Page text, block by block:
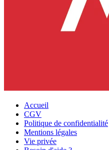
Accueil
CGV
Politique de confidentialité
Mentions légales
Vie privée